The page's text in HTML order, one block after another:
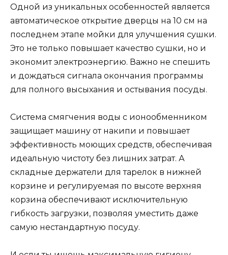
Одной из уникальных особенностей является
автоматическое открытие дверцы на 10 см на
последнем этапе мойки для улучшения сушки.
Это не только повышает качество сушки, но и
экономит электроэнергию. Важно не спешить
и дождаться сигнала окончания программы
для полного высыхания и остывания посуды.
Система смягчения воды с ионообменником
защищает машину от накипи и повышает
эффективность моющих средств, обеспечивая
идеальную чистоту без лишних затрат. А
складные держатели для тарелок в нижней
корзине и регулируемая по высоте верхняя
корзина обеспечивают исключительную
гибкость загрузки, позволяя уместить даже
самую нестандартную посуду.